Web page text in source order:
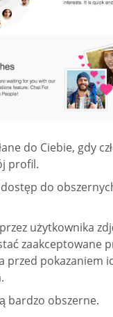
do Ciebie, gdy
profil.
dostęp do
użytkownika
zaakceptowane
przed pokazaniem
bardzo obszerne.